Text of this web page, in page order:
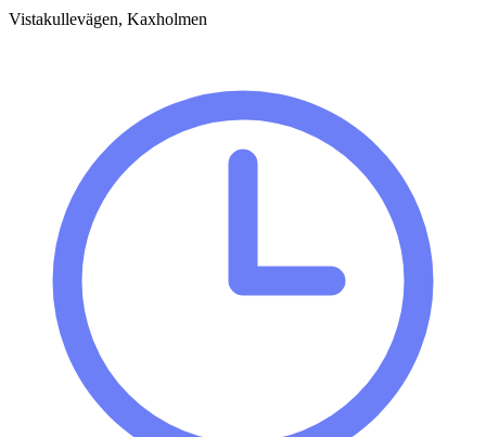
Vistakullevägen, Kaxholmen